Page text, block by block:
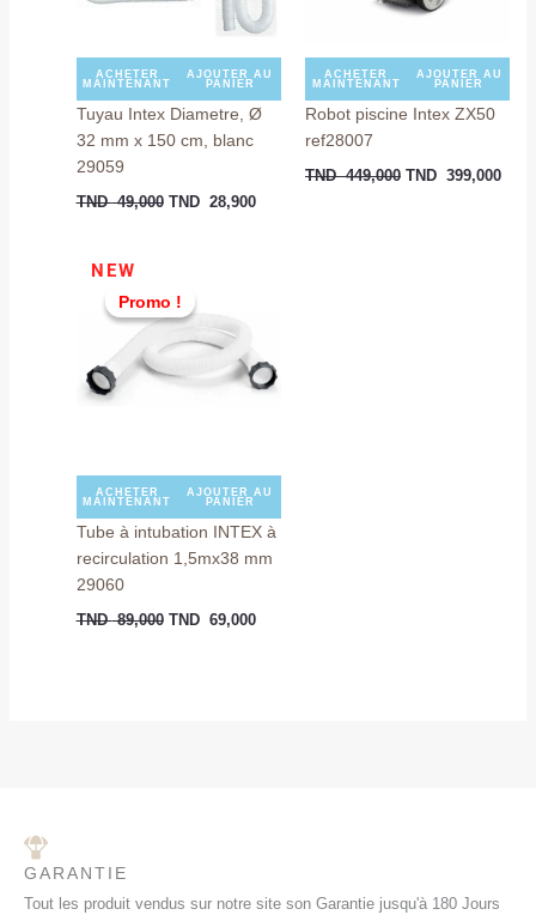
ACHETER
MAINTENANT
AJOUTER AU
PANIER
Tuyau Intex Diametre, Ø
32 mm x 150 cm, blanc
29059
TND49,000 TND 28,900
ACHETER
MAINTENANT
AJOUTER AU
PANIER
Robot piscine Intex ZX50
ref28007
TND449,000 TND 399,000
Promo !
NEW
Promo !
ACHETER
MAINTENANT
AJOUTER AU
PANIER
Tube à intubation INTEX à
recirculation 1,5mx38 mm
29060
TND89,000
initial
était :
TND
TND 69,000
69,000.
GARANTIE
Tout les produit vendus sur notre site son Garantie jusqu'à 180 Jours